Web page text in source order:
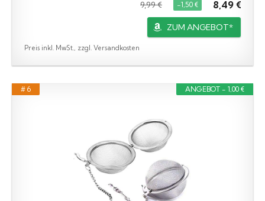
9,99 € −1,50 € 8,49 €
ZUM ANGEBOT*
Preis inkl. MwSt., zzgl. Versandkosten
ANGEBOT - 1,00 €
# 6